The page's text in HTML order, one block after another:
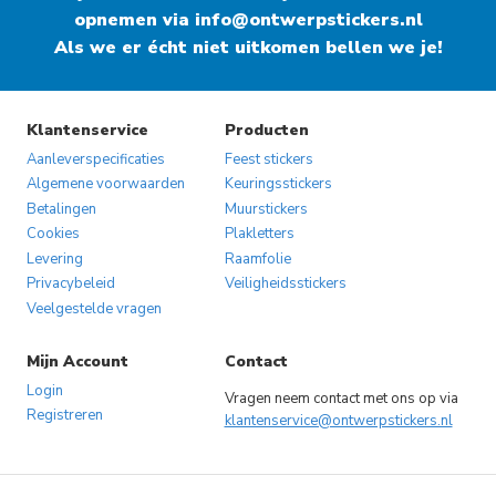
variaties.
Deze
gekozen
worden
op
productpagina
variaties.
Deze
opnemen via info@ontwerpstickers.nl
Als we er écht niet uitkomen bellen we je!
Klantenservice
Aanleverspecificaties
Algemene voorwaarden
Betalingen
Cookies
Levering
Privacybeleid
Veelgestelde vragen
Producten
Feest stickers
Keuringsstickers
Muurstickers
Plakletters
Raamfolie
Veiligheidsstickers
Mijn Account
Login
Registreren
Contact
Vragen neem contact met ons op via
klantenservice@ontwerpstickers.nl